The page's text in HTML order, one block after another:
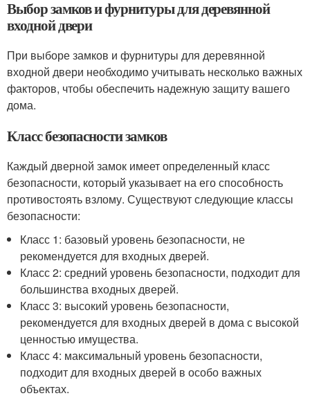
Выбор замков и фурнитуры для деревянной
входной двери
При выборе замков и фурнитуры для деревянной
входной двери необходимо учитывать несколько важных
факторов, чтобы обеспечить надежную защиту вашего
дома.
Класс безопасности замков
Каждый дверной замок имеет определенный класс
безопасности, который указывает на его способность
противостоять взлому. Существуют следующие классы
безопасности:
Класс 1: базовый уровень безопасности, не
рекомендуется для входных дверей.
Класс 2: средний уровень безопасности, подходит для
большинства входных дверей.
Класс 3: высокий уровень безопасности,
рекомендуется для входных дверей в дома с высокой
ценностью имущества.
Класс 4: максимальный уровень безопасности,
подходит для входных дверей в особо важных
объектах.